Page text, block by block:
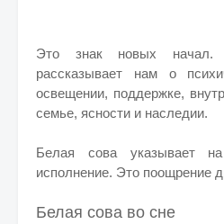
Это знак новых начал.
рассказывает нам о
освещении, поддержке,
семье, ясности и наследии.
Белая сова указывает
исполнение. Это поощрение
Белая сова во сне